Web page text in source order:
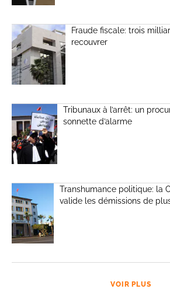
Fraude fiscale: trois
recouvrer
Tribunaux à l’arrêt: un
sonnette d’alarme
Transhumance politique: la
valide les démissions de
VOIR PLUS